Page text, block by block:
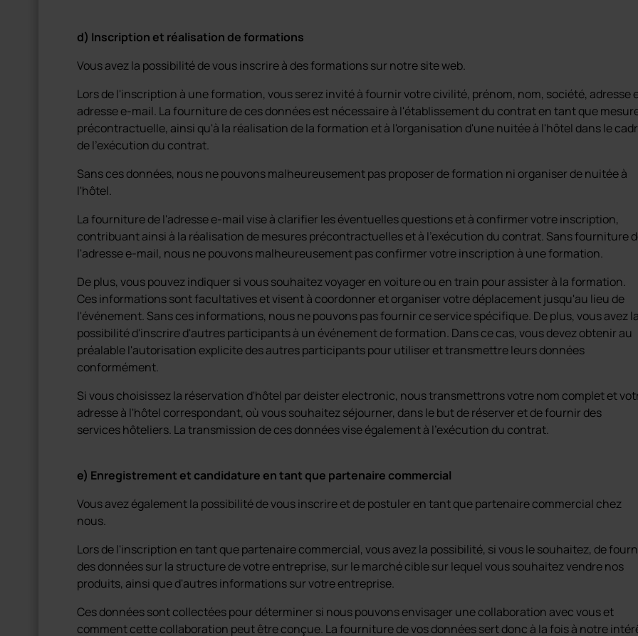
d) Inscription et réalisation de formations
Vous avez la possibilité de vous inscrire à des formations sur notre site web.
Lors de l'inscription à une formation, vous serez invité à fournir votre civilité, prénom, nom, société, adresse
adresse e-mail. La fourniture de ces données est nécessaire à l'établissement du contrat en tant que
précontractuelle, ainsi qu'à la réalisation de la formation et à l'organisation d'une nuitée à l'hôtel dans le
de l'exécution du contrat.
Sans ces données, nous ne pouvons malheureusement pas proposer de formation ni organiser de nuitée à
l'hôtel.
La fourniture de l'adresse e-mail vise à clarifier les éventuelles questions et à confirmer votre inscription,
contribuant ainsi à la réalisation de mesures précontractuelles et à l'exécution du contrat. Sans fourniture
l'adresse e-mail, nous ne pouvons malheureusement pas confirmer votre inscription à une formation.
De plus, vous pouvez indiquer si vous souhaitez voyager en voiture ou en train pour assister à la formation.
Ces informations sont facultatives et visent à coordonner et organiser votre déplacement jusqu'au lieu de
l'événement. Sans ces informations, nous ne pouvons pas fournir ce service spécifique. De plus, vous avez
possibilité d'inscrire d'autres participants à un événement de formation. Dans ce cas, vous devez obtenir au
préalable l'autorisation explicite des autres participants pour utiliser et transmettre leurs données
conformément.
Si vous choisissez la réservation d'hôtel par deister electronic, nous transmettrons votre nom complet et
adresse à l'hôtel correspondant, où vous souhaitez séjourner, dans le but de réserver et de fournir des
services hôteliers. La transmission de ces données vise également à l'exécution du contrat.
e) Enregistrement et candidature en tant que partenaire commercial
Vous avez également la possibilité de vous inscrire et de postuler en tant que partenaire commercial chez
nous.
Lors de l'inscription en tant que partenaire commercial, vous avez la possibilité, si vous le souhaitez, de
des données sur la structure de votre entreprise, sur le marché cible sur lequel vous souhaitez vendre nos
produits, ainsi que d'autres informations sur votre entreprise.
Ces données sont collectées pour déterminer si nous pouvons envisager une collaboration avec vous et
comment cette collaboration peut être conçue. La fourniture de vos données sert donc à la fois à notre